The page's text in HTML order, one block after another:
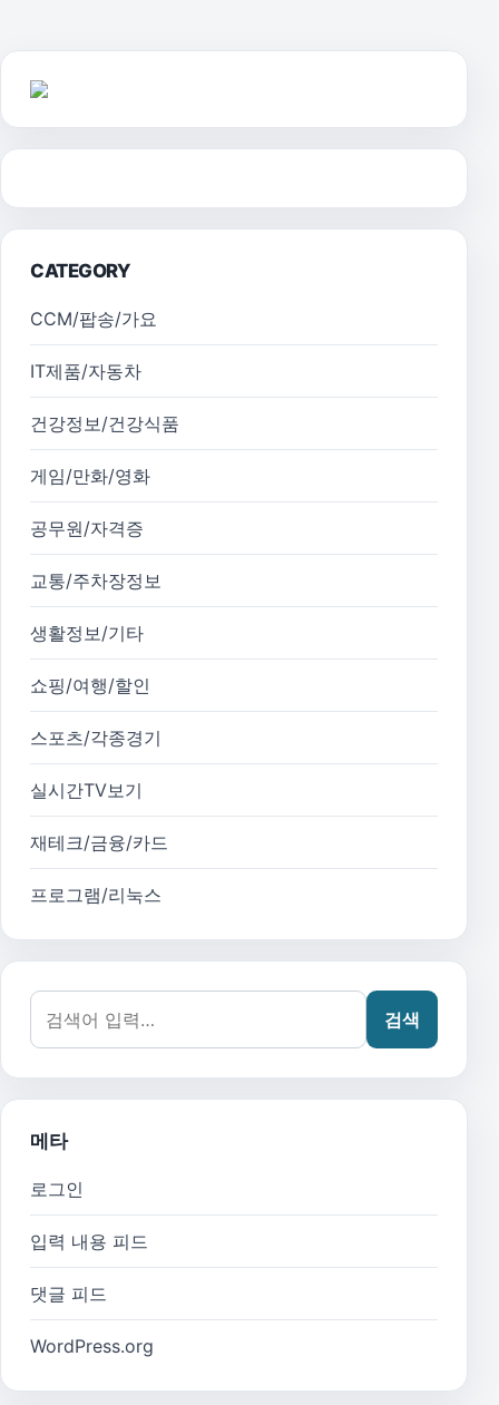
CATEGORY
CCM/팝송/가요
IT제품/자동차
건강정보/건강식품
게임/만화/영화
공무원/자격증
교통/주차장정보
생활정보/기타
쇼핑/여행/할인
스포츠/각종경기
실시간TV보기
재테크/금융/카드
프로그램/리눅스
검색어:
검색
메타
로그인
입력 내용 피드
댓글 피드
WordPress.org